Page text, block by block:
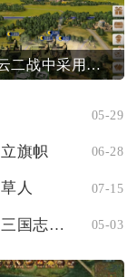
二战风云二战中采用的旅级编制是怎样实施的
05-29
旗帜 06-28
人 07-15
在哪里可以找到对手进行少年三国志的二人转 05-03